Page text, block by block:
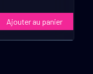
Ajouter au panier